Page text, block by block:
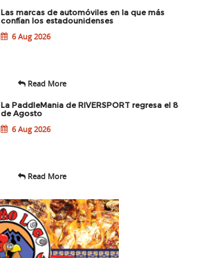
Las marcas de automóviles en la que más
confían los estadounidenses
6 Aug 2026
Read More
La PaddleMania de RIVERSPORT regresa el 8
de Agosto
6 Aug 2026
Read More